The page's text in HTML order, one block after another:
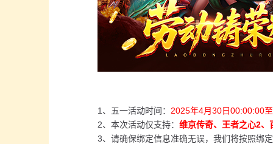
1、五一活动时间： 2025年4月30日00:00:00
2、本次活动仅支持： 维京传奇、王者之心2、
3、请确保绑定信息准确无误，我们将按照绑